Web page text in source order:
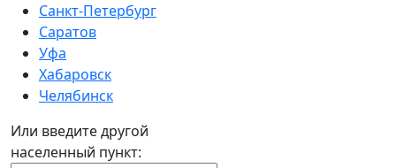
Санкт-Петербург
Саратов
Уфа
Хабаровск
Челябинск
Или введите другой
населенный пункт: